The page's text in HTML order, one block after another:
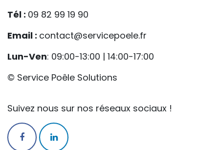
Tél : 09 82 99 19 90
Email : contact@servicepoele.fr
Lun-Ven: 09:00-13:00 | 14:00-17:00
© Service Poêle Solutions
Suivez nous sur nos réseaux sociaux !